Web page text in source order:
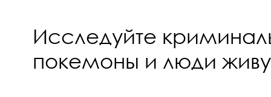
Исследуйте
покемоны и люди